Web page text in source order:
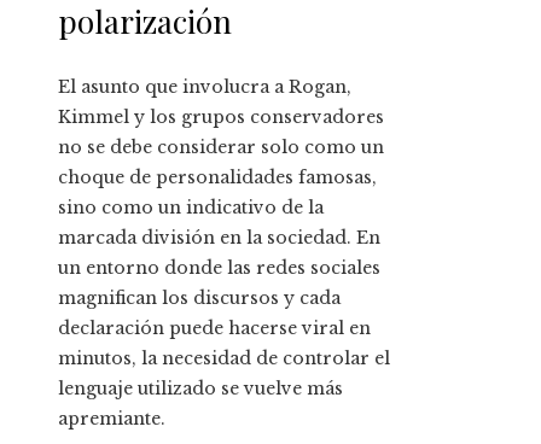
polarización
El asunto que involucra a Rogan,
Kimmel y los grupos conservadores
no se debe considerar solo como un
choque de personalidades famosas,
sino como un indicativo de la
marcada división en la sociedad. En
un entorno donde las redes sociales
magnifican los discursos y cada
declaración puede hacerse viral en
minutos, la necesidad de controlar el
lenguaje utilizado se vuelve más
apremiante.